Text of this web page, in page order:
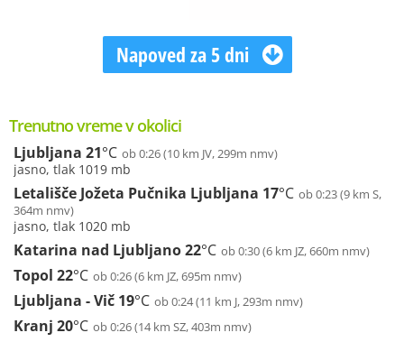
Napoved za 5 dni
Trenutno vreme v okolici
Ljubljana 21°C ob 0:26 (10 km JV, 299m nmv)
jasno, tlak 1019 mb
Letališče Jožeta Pučnika Ljubljana 17°C ob 0:23 (9 km S,
364m nmv)
jasno, tlak 1020 mb
Katarina nad Ljubljano22°C ob 0:30 (6 km JZ, 660m nmv)
Topol 22°C ob 0:26 (6 km JZ, 695m nmv)
Ljubljana - Vič 19°C ob 0:24 (11 km J, 293m nmv)
Kranj 20°C ob 0:26 (14 km SZ, 403m nmv)